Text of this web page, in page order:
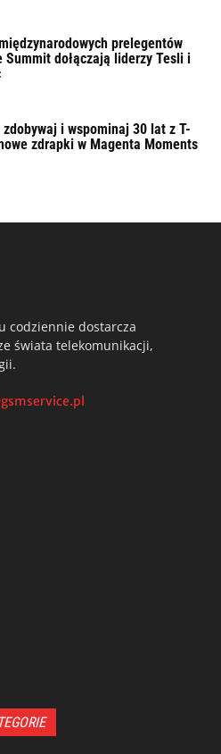
prelegentów
Summit dołączają liderzy Tesli i
i wspominaj 30 lat z T-
zdrapki w Magenta Moments
codziennie dostarcza
świata telekomunikacji,